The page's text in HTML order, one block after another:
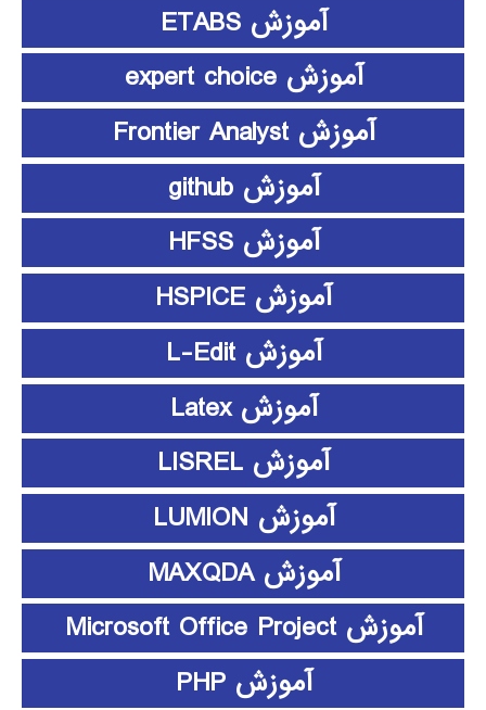
آموزش ETABS
آموزش expert choice
آموزش Frontier Analyst
آموزش github
آموزش HFSS
آموزش HSPICE
آموزش L-Edit
آموزش Latex
آموزش LISREL
آموزش LUMION
آموزش MAXQDA
آموزش Microsoft Office Project
آموزش PHP